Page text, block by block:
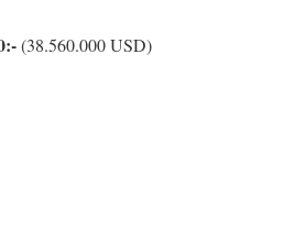
(38.560.000 USD)